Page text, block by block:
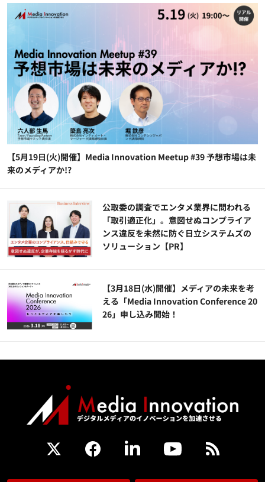
【5月19日(火)開催】Media Innovation Meetup #39 予想市場は未
来のメディアか!?
公​​取委の調査でエンタメ業界に問われる
「取引適正化」。意図せぬコンプライア
ンス違反を未然に防ぐ日立システムズの
ソリューション​【PR】
【3月18日(水)開催】メディアの未来を考
える「Media Innovation Conference 20
26」申し込み開始！